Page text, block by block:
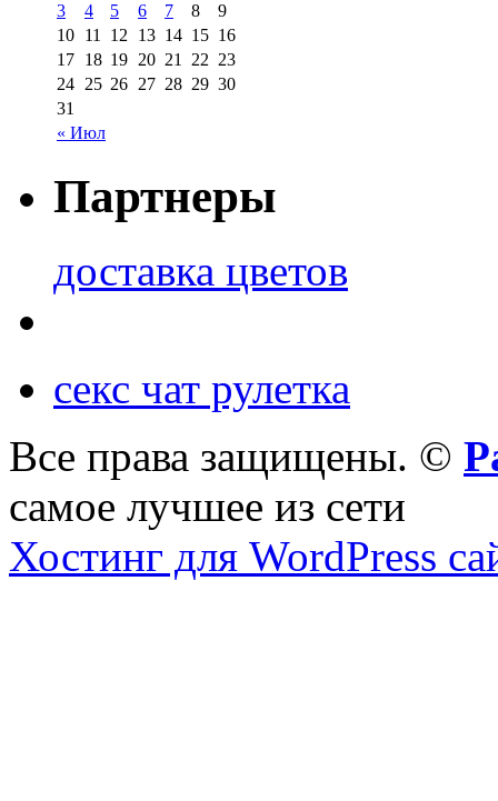
« Июл
3
4 5 6 7 8
9
10 11 12 13 14 15 16
17 18 19 20 21 22 23
24 25 26 27 28 29 30
31
Партнеры
доставка цветов
секс чат рулетка
Все права защищены. ©
самое лучшее из сети
Хостинг для WordPress